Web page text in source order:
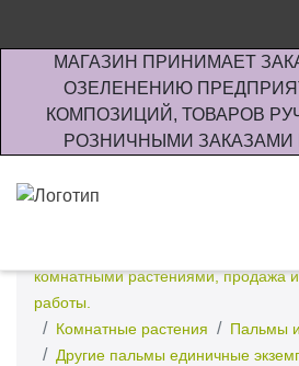
МАГАЗИН ПРИНИМАЕТ
ОЗЕЛЕНЕНИЮ
КОМПОЗИЦИЙ, ТОВАРОВ
РОЗНИЧНЫМИ ЗАКАЗАМИ
комнатными растениями, продажа
работы.
Комнатные растения
Пальмы
Другие пальмы единичные